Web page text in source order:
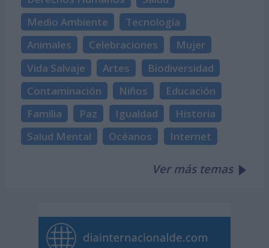
Medio Ambiente
Tecnología
Animales
Celebraciones
Mujer
Vida Salvaje
Artes
Biodiversidad
Contaminación
Niños
Educación
Familia
Paz Igualdad
Historia
Salud Mental
Océanos Internet
Ver más temas